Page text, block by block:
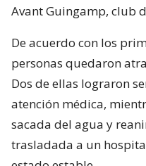
Avant Guingamp, club
De acuerdo con los
personas quedaron
Dos de ellas lograron
atención médica,
sacada del agua y
trasladada a un